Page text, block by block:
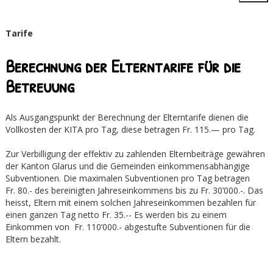
Tarife
Berechnung der Elterntarife für die
Betreuung
Als Ausgangspunkt der Berechnung der Elterntarife dienen die
Vollkosten der KITA pro Tag, diese betragen Fr. 115.— pro Tag.
Zur Verbilligung der effektiv zu zahlenden Elternbeiträge gewähren
der Kanton Glarus und die Gemeinden einkommensabhängige
Subventionen. Die maximalen Subventionen pro Tag betragen
Fr. 80.- des bereinigten Jahreseinkommens bis zu Fr. 30’000.-. Das
heisst, Eltern mit einem solchen Jahreseinkommen bezahlen für
einen ganzen Tag netto Fr. 35.-- Es werden bis zu einem
Einkommen von Fr. 110’000.- abgestufte Subventionen für die
Eltern bezahlt.